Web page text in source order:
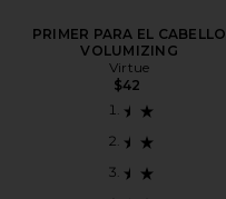
PRIMER PARA EL CABELLO
VOLUMIZING
Virtue
$42